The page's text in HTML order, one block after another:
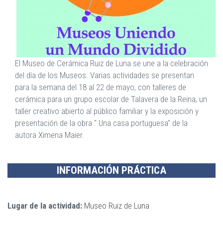
El Museo de Cerámica Ruiz de Luna se une a la celebración
del día de los Museos. Varias actividades se presentan
para la semana del 18 al 22 de mayo, con talleres de
cerámica para un grupo escolar de Talavera de la Reina, un
taller creativo abierto al público familiar y la exposición y
presentación de la obra " Una casa portuguesa" de la
autora Ximena Maier.
INFORMACIÓN PRÁCTICA
Lugar de la actividad: Museo Ruiz de Luna